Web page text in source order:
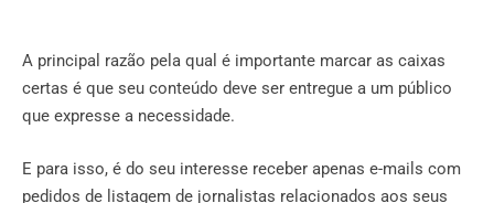
A principal razão pela qual é importante marcar as caixas
certas é que seu conteúdo deve ser entregue a um público
que expresse a necessidade.
E para isso, é do seu interesse receber apenas e-mails com
pedidos de listagem de jornalistas relacionados aos seus